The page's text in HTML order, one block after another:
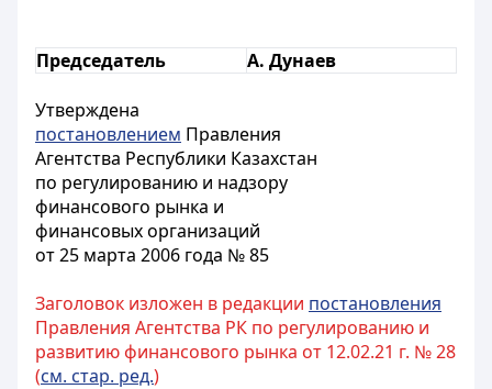
Председатель А. Дунаев
Утверждена
постановлением Правления
Агентства Республики Казахстан
по регулированию и надзору
финансового рынка и
финансовых организаций
от 25 марта 2006 года № 85
Заголовок изложен в редакции постановления
Правления Агентства РК по регулированию и
развитию финансового рынка от 12.02.21 г. № 28
(см. стар. ред.)